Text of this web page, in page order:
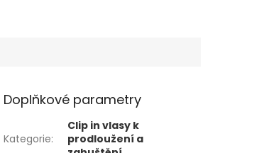
Doplňkové parametry
Kategorie:
Clip in vlasy k
prodloužení a